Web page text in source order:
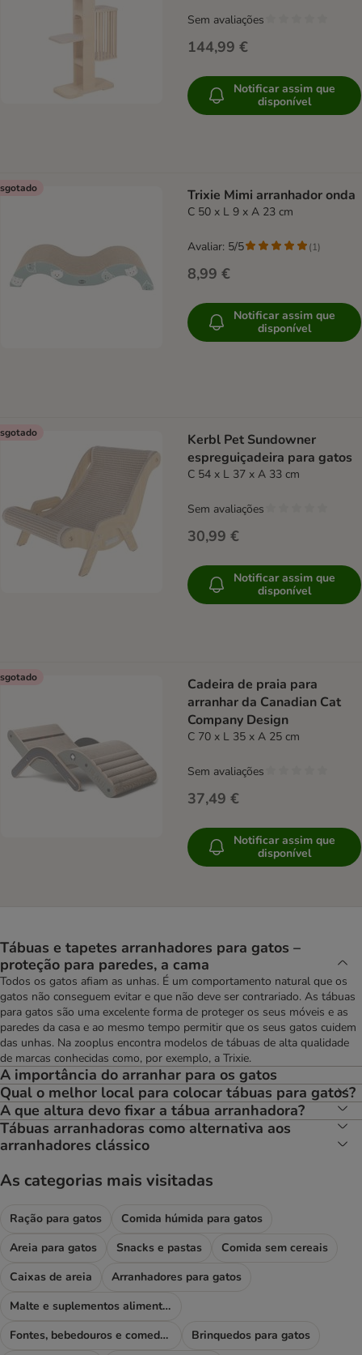
144,99 €
Sem avaliações
Notificar assim que
disponível
Trixie Mimi arranhador onda
C 50 x L 9 x A 23 cm
8,99 €
Avaliar: 5/5 (1)
Notificar assim que
disponível
Kerbl Pet Sundowner
espreguiçadeira para gatos
C 54 x L 37 x A 33 cm
30,99 €
Sem avaliações
Notificar assim que
disponível
Cadeira de praia para
arranhar da Canadian Cat
Company Design
C 70 x L 35 x A 25 cm
37,49 €
Sem avaliações
Notificar assim que
disponível
Tábuas e tapetes arranhadores para gatos –
proteção para paredes, a cama
Todos os gatos afiam as unhas. É um comportamento natural que os
gatos não conseguem evitar e que não deve ser contrariado. As tábuas
para gatos são uma excelente forma de proteger os seus móveis e as
paredes da casa e ao mesmo tempo permitir que os seus gatos cuidem
das unhas. Na zooplus encontra modelos de tábuas de alta qualidade
de marcas conhecidas como, por exemplo, a Trixie.
A importância do arranhar para os gatos
Qual o melhor local para colocar tábuas para gatos?
A que altura devo fixar a tábua arranhadora?
Tábuas arranhadoras como alternativa aos
arranhadores clássico
As categorias mais visitadas
Ração para gatos
Comida húmida para gatos
Areia para gatos
Snacks e pastas
Comida sem cereais
Caixas de areia
Arranhadores para gatos
Malte e suplementos alimentares
Fontes, bebedouros e comedouros
Brinquedos para gatos